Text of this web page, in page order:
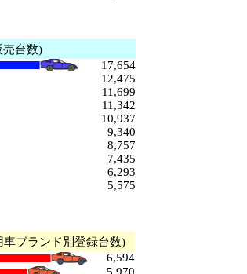
売台数)
17,654
12,475
11,699
11,342
10,937
9,340
8,757
7,435
6,293
5,575
ブランド別登録台数)
6,594